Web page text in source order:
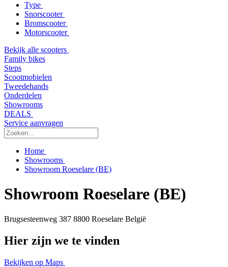
Type
Snorscooter
Bromscooter
Motorscooter
Bekijk alle scooters
Family bikes
Steps
Scootmobielen
Tweedehands
Onderdelen
Showrooms
DEALS
Service aanvragen
Home
Showrooms
Showroom Roeselare (BE)
Showroom Roeselare (BE)
Brugsesteenweg 387 8800 Roeselare België
Hier zijn we te vinden
Bekijken op Maps